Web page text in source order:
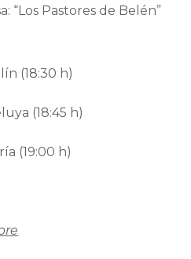
“Los Pastores de Belén”
(18:30 h)
(18:45 h)
(19:00 h)